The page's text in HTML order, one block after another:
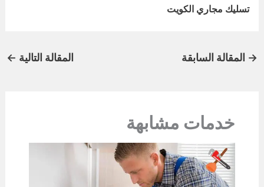
تسليك مجاري الكويت
→ المقالة السابقة المقالة التالية ←
خدمات مشابهة